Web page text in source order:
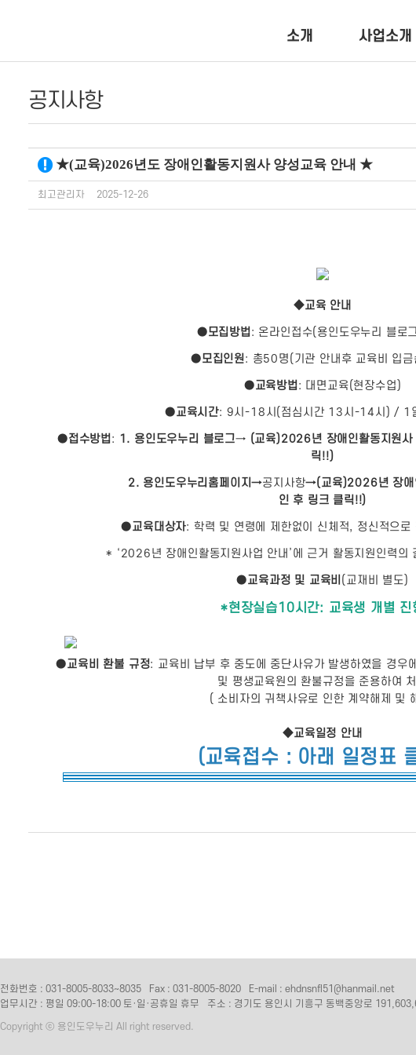
소개 사업소개
공지사항
★(교육)2026년도 장애인활동지원사 양성교육 안내 ★
최고관리자 2025-12-26
◆교육 안내
●모집방법: 온라인접수(용인도우누리 블로
●모집인원: 총50명(기관 안내후 교육비 입금
●교육방법: 대면교육(현장수업)
●교육시간: 9시-18시(점심시간 13시-14시) / 1
●접수방법: 1. ​ 용인도우누리 블로그→ (교육)2026년 장애인활동지원
릭!!)
2. 용인도우누리홈페이지→공지사항→(교육)2026년 장애
인 후 링크 클릭!!)
●교육대상자: 학력 및 연령에 제한없이 신체적, 정신적으로
* ‘2026년 장애인활동지원사업 안내’에 근거 활동지원인력의
●교육과정 및 교육비 (교재비 별도)
*현장실습10시간: 교육생 개별 진
●교육비 환불 규정: 교육비 납부 후 중도에 중단사유가 발생하였을 경우
및 평생교육원의 환불규정을 준용하여
( 소비자의 귀책사유로 인한 계약해제 및
◆교육일정 안내
(교육접수 : 아래 일정표
전화번호 : 031-8005-8033~8035 Fax : 031-8005-8020
E-mail : ehdnsnfl51@hanmail.net
업무시간 : 평일 09:00-18:00 토·일·공휴일 휴무
주소 : 경기도 용인시 기흥구 동백중앙로
Copyright ⓒ 용인도우누리 All right reserved.